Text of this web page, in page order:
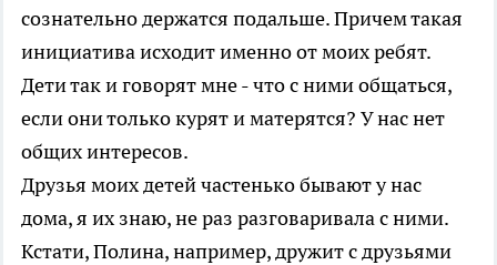
сознательно держатся подальше. Причем такая
инициатива исходит именно от моих ребят.
Дети так и говорят мне - что с ними общаться,
если они только курят и матерятся? У нас нет
общих интересов.
Друзья моих детей частенько бывают у нас
дома, я их знаю, не раз разговаривала с ними.
Кстати, Полина, например, дружит с друзьями